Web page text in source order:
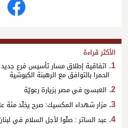
الأكثر قراءة
اتفاقية إطلاق مسار تأسيس فرع
الحمرا بالتوافق مع الرهبنة الكبوشية
العبسيّ في مصر بزيارة رعويّة
مزار شهداء المكسيك: صرح يخلّد مئة
عبد الساتر : صلّوا لأجل السلام في